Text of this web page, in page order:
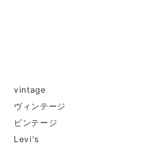
vintage
ヴィンテージ
ビンテージ
Levi's